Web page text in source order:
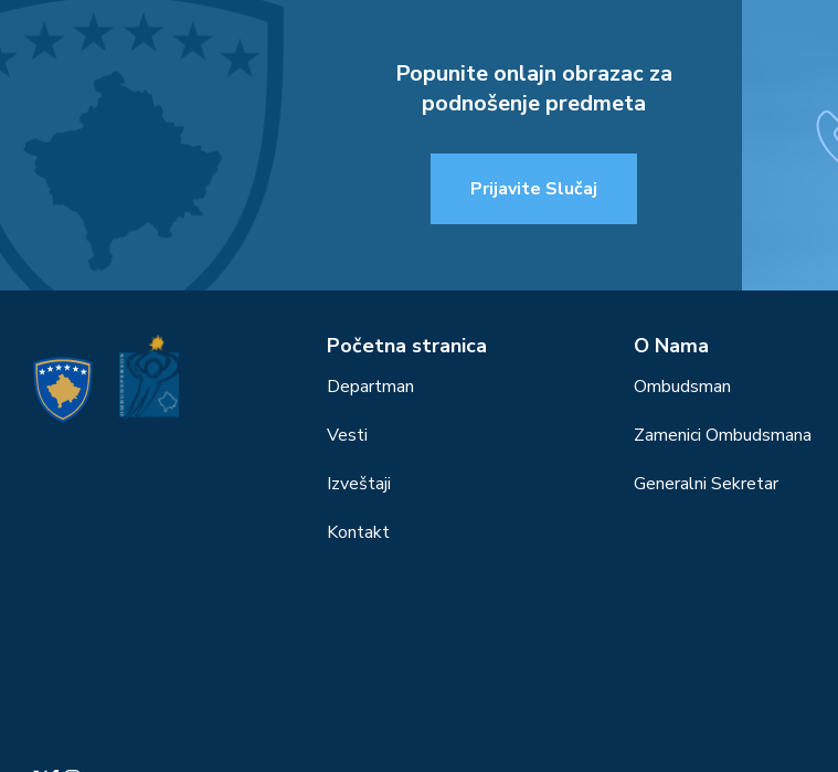
Popunite onlajn obrazac za
podnošenje predmeta
Prijavite Slučaj
Početna stranica
Departman
Vesti
Izveštaji
Kontakt
О Nama
Ombudsman
Zamenici Ombudsmana
Generalni Sekretar